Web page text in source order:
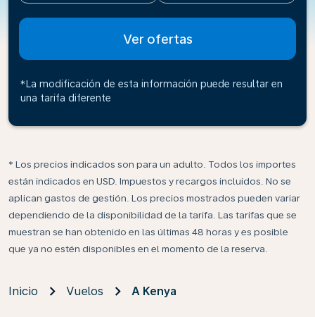
Ver ofertas
*La modificación de esta información puede resultar en
una tarifa diferente
* Los precios indicados son para un adulto. Todos los importes
están indicados en USD. Impuestos y recargos incluidos. No se
aplican gastos de gestión. Los precios mostrados pueden variar
dependiendo de la disponibilidad de la tarifa. Las tarifas que se
muestran se han obtenido en las últimas 48 horas y es posible
que ya no estén disponibles en el momento de la reserva.
Inicio Vuelos A Kenya